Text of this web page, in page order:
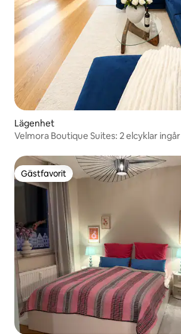
Lägenhet
Velmora Boutique Suites: 2 elcyklar ingår
Gästfavorit
Gästfavorit